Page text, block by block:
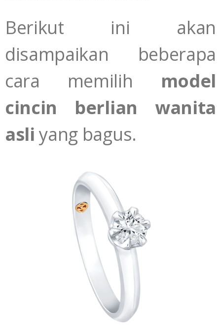
Berikut ini akan
disampaikan beberapa
cara memilih model
cincin berlian wanita
asliyang bagus.